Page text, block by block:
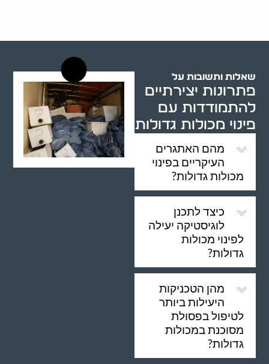
שאלות ותשובות על
פתרונות יצירתיים
להתמודדות עם
פינוי מכולות גדולות
מהם האתגרים
העיקריים בפינוי
מכולות גדולות?
כיצד לתכנן
לוגיסטיקה יעילה
לפינוי מכולות
גדולות?
מהן הטכניקות
היעילות ביותר
לטיפול בפסולת
מסוכנת במכולות
גדולות?